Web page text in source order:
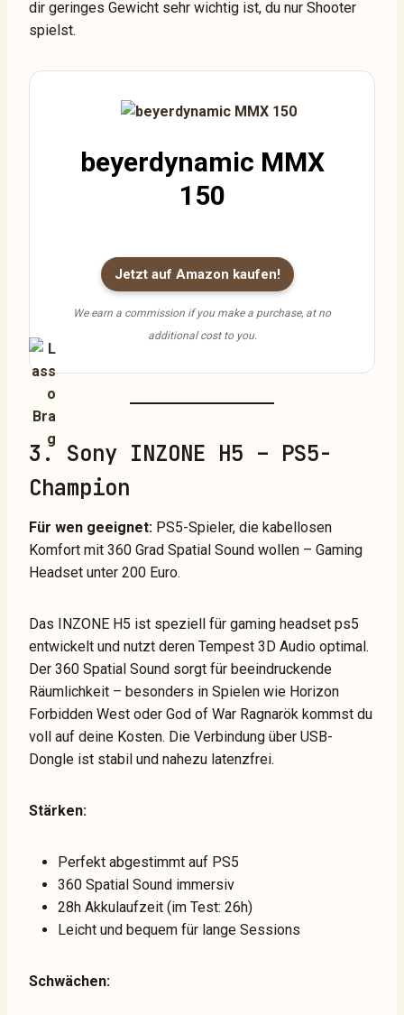
dir geringes Gewicht sehr wichtig ist, du nur Shooter
spielst.
beyerdynamic MMX
150
Jetzt auf Amazon kaufen!
We earn a commission if you make a purchase, at no
additional cost to you.
3. Sony INZONE H5 – PS5-
Champion
Für wen geeignet: PS5-Spieler, die kabellosen
Komfort mit 360 Grad Spatial Sound wollen – Gaming
Headset unter 200 Euro.
Das INZONE H5 ist speziell für gaming headset ps5
entwickelt und nutzt deren Tempest 3D Audio optimal.
Der 360 Spatial Sound sorgt für beeindruckende
Räumlichkeit – besonders in Spielen wie Horizon
Forbidden West oder God of War Ragnarök kommst du
voll auf deine Kosten. Die Verbindung über USB-
Dongle ist stabil und nahezu latenzfrei.
Stärken:
Perfekt abgestimmt auf PS5
360 Spatial Sound immersiv
28h Akkulaufzeit (im Test: 26h)
Leicht und bequem für lange Sessions
Schwächen: